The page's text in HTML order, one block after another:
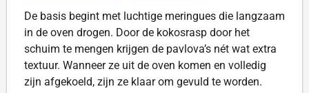
De basis begint met luchtige meringues die langzaam
in de oven drogen. Door de kokosrasp door het
schuim te mengen krijgen de pavlova’s nét wat extra
textuur. Wanneer ze uit de oven komen en volledig
zijn afgekoeld, zijn ze klaar om gevuld te worden.